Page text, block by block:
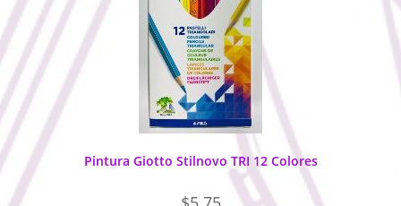
Pintura Giotto Stilnovo TRI 12 Colores